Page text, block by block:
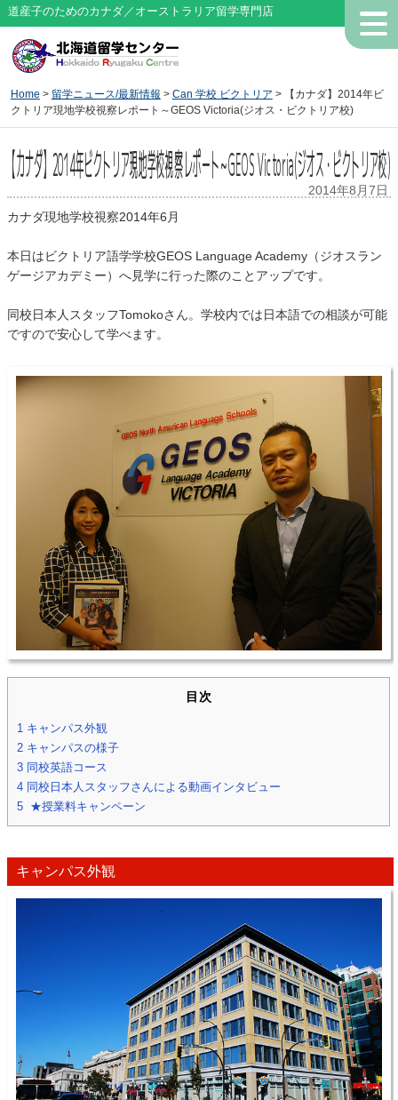
道産子のためのカナダ／オーストラリア留学専門店
Home > 留学ニュース/最新情報 > Can 学校 ビクトリア > 【カナダ】2014年ビ
クトリア現地学校視察レポート～GEOS Victoria(ジオス・ビクトリア校)
【カナダ】2014年ビクトリア現地学校視察レポート～GEOS Victoria(ジオス・ビクトリア校)
2014年8月7日
カナダ現地学校視察2014年6月
本日はビクトリア語学学校GEOS Language Academy（ジオスラン
ゲージアカデミー）へ見学に行った際のことアップです。
同校日本人スタッフTomokoさん。学校内では日本語での相談が可能
ですので安心して学べます。
目次
1 キャンパス外観
2 キャンパスの様子
3 同校英語コース
4 同校日本人スタッフさんによる動画インタビュー
5 ★授業料キャンペーン
キャンパス外観